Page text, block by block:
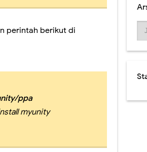
perintah berikut di
ppa
myunity